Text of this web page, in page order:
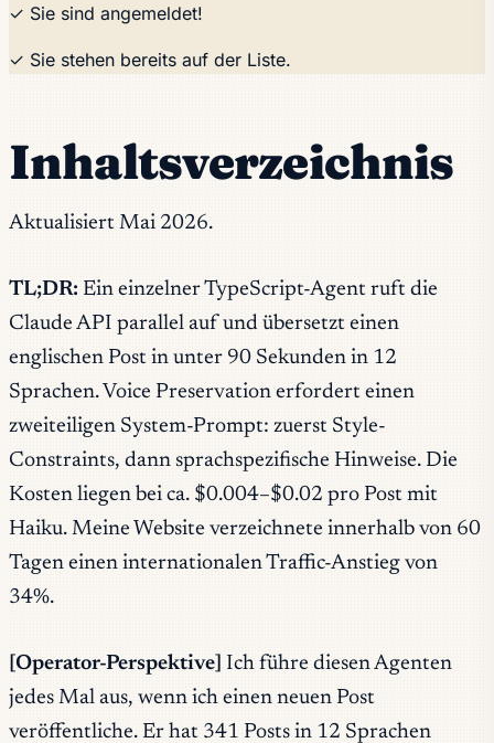
✓ Sie sind angemeldet!
✓ Sie stehen bereits auf der Liste.
Inhaltsverzeichnis
Aktualisiert Mai 2026.
TL;DR: Ein einzelner TypeScript-Agent ruft die
Claude API parallel auf und übersetzt einen
englischen Post in unter 90 Sekunden in 12
Sprachen. Voice Preservation erfordert einen
zweiteiligen System-Prompt: zuerst Style-
Constraints, dann sprachspezifische Hinweise. Die
Kosten liegen bei ca. $0.004–$0.02 pro Post mit
Haiku. Meine Website verzeichnete innerhalb von 60
Tagen einen internationalen Traffic-Anstieg von
34%.
[Operator-Perspektive] Ich führe diesen Agenten
jedes Mal aus, wenn ich einen neuen Post
veröffentliche. Er hat 341 Posts in 12 Sprachen